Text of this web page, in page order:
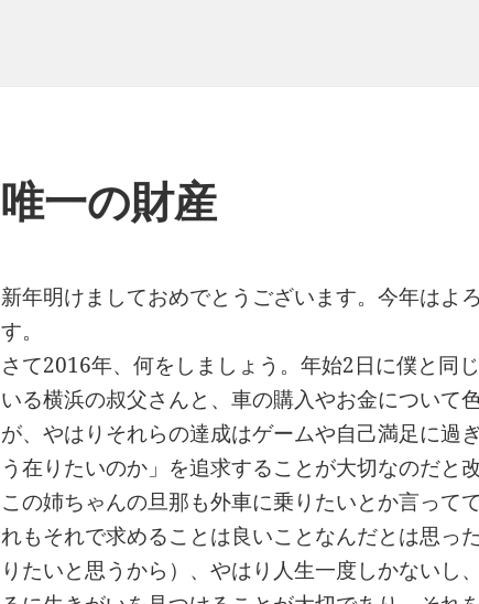
唯一の財産
新年明けましておめでとうございます。今年はよ
す。
さて2016年、何をしましょう。年始2日に僕と同
いる横浜の叔父さんと、車の購入やお金について
が、やはりそれらの達成はゲームや自己満足に過
う在りたいのか」を追求することが大切なのだと
この姉ちゃんの旦那も外車に乗りたいとか言って
れもそれで求めることは良いことなんだとは思っ
りたいと思うから）、やはり人生一度しかないし